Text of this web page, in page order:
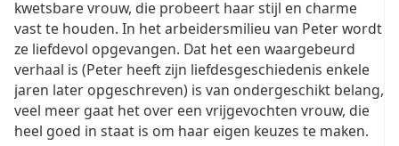
kwetsbare vrouw, die probeert haar stijl en charme
vast te houden. In het arbeidersmilieu van Peter wordt
ze liefdevol opgevangen. Dat het een waargebeurd
verhaal is (Peter heeft zijn liefdesgeschiedenis enkele
jaren later opgeschreven) is van ondergeschikt belang,
veel meer gaat het over een vrijgevochten vrouw, die
heel goed in staat is om haar eigen keuzes te maken.